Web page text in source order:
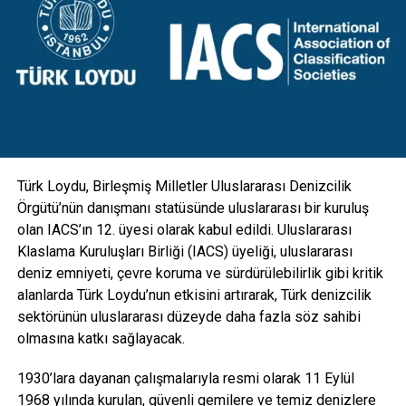
tasarım direkler, mevcut direklerin üzerine eklenen yeni bir
konsol ile birlikte hareketli armatür mekanizmalarıyla
donatıldı. Aydınlatmanın yanı sıra kamera, GSM, hoparlör
gibi ekipmanlarla da entegre edilebilecek esneklikte
Türk Loydu, Birleşmiş Milletler Uluslararası Denizcilik
Örgütü’nün danışmanı statüsünde uluslararası bir kuruluş
olan IACS’ın 12. üyesi olarak kabul edildi. Uluslararası
Klaslama Kuruluşları Birliği (IACS) üyeliği, uluslararası
deniz emniyeti, çevre koruma ve sürdürülebilirlik gibi kritik
alanlarda Türk Loydu’nun etkisini artırarak, Türk denizcilik
sektörünün uluslararası düzeyde daha fazla söz sahibi
olmasına katkı sağlayacak.
1930’lara dayanan çalışmalarıyla resmi olarak 11 Eylül
1968 yılında kurulan, güvenli gemilere ve temiz denizlere